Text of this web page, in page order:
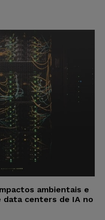
ambientais e
data centers de IA no